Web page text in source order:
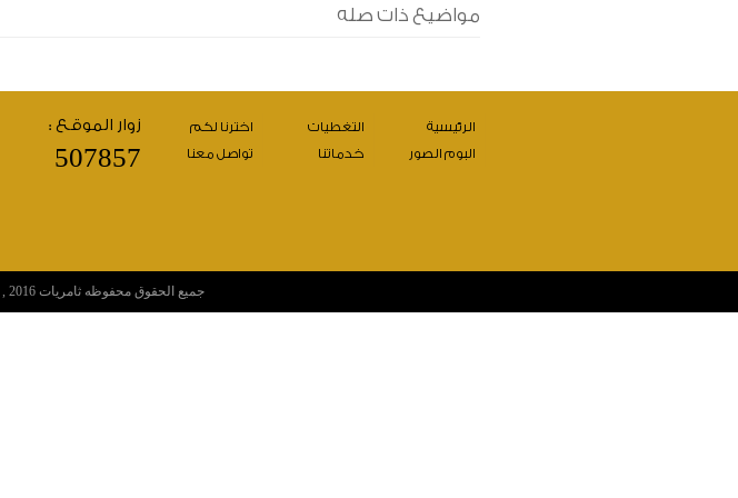
مواضيع ذات صله
زوار الموقع :
507857
الرئيسية التغطيات
اخترنا لكم
البوم الصور
خدماتنا تواصل معنا
جميع الحقوق محفوظهثامريات2016 ,